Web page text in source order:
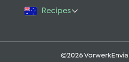
Recipes
©2026 Vorwerk